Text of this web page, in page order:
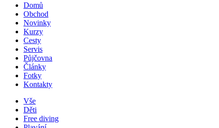
Domů
Obchod
Novinky
Kurzy
Cesty
Servis
Půjčovna
Články
Fotky
Kontakty
Vše
Děti
Free diving